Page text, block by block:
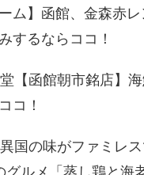
ム】函館、金森赤レ
するならココ！
【函館朝市銘店】
コ！
国の味がファミレ
グルメ「蒸し鶏と海